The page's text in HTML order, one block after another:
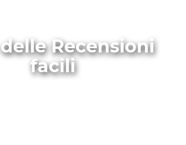
delle Recensioni
facili